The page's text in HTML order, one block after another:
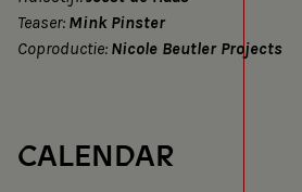
Teaser: Mink Pinster
Coproductie: Nicole Beutler Projects
CALENDAR